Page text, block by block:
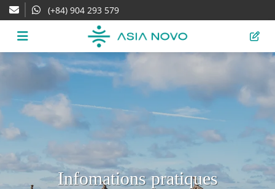
(+84) 904 293 579
Infomations pratiques